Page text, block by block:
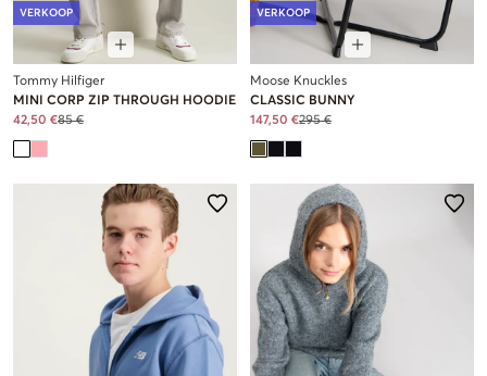
VERKOOP
Tommy Hilfiger
MINI CORP ZIP THROUGH HOODIE
42,50 €85 €
VERKOOP
Moose Knuckles
CLASSIC BUNNY
147,50 €295 €